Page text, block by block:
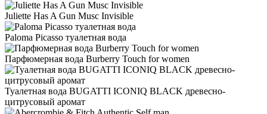
Juliette Has A Gun Musc Invisible
Paloma Picasso туалетная вода
Парфюмерная вода Burberry Touch for women
Туалетная вода BUGATTI ICONIQ BLACK древесно-
цитрусовый аромат